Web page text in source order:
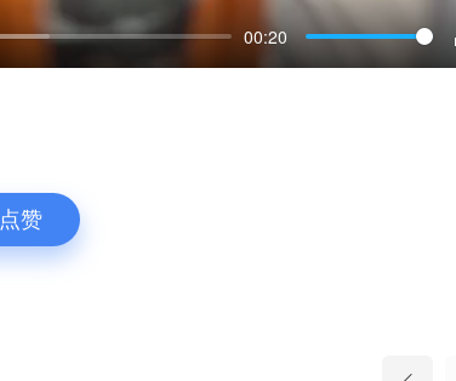
00:20
点赞